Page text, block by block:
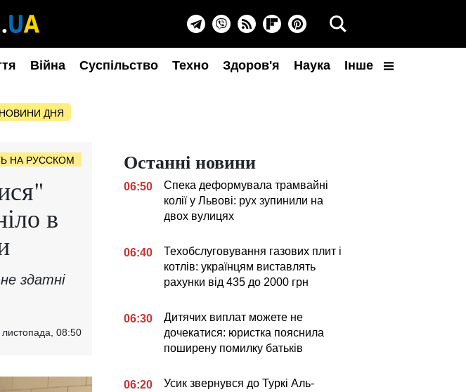
Війна Суспільство Техно Здоров'я Наука Інше
НОВИНИ ДНЯ
НА РУССКОМ
в
здатні
листопада, 08:50
Останні новини
06:50
Спека деформувала трамвайні
колії у Львові: рух зупинили на
двох вулицях
06:40
Техобслуговування газових плит і
котлів: українцям виставлять
рахунки від 435 до 2000 грн
06:30
Дитячих виплат можете не
дочекатися: юристка пояснила
поширену помилку батьків
06:20
Усик звернувся до Туркі Аль-